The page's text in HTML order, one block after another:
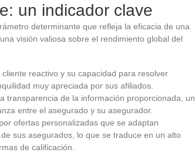
un indicador clave
determinante que refleja la eficacia de una
visión valiosa sobre el rendimiento global del
reactivo y su capacidad para resolver
muy apreciada por sus afiliados.
transparencia de la información proporcionada, un
entre el asegurado y su asegurador.
ofertas personalizadas que se adaptan
sus asegurados, lo que se traduce en un alto
de calificación.